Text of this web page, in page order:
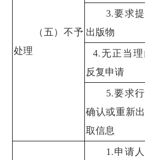
（五）不予
处理
3.要求
出版物
4.无正当
反复申请
5.要求
确认或重新
取信息
1.申请